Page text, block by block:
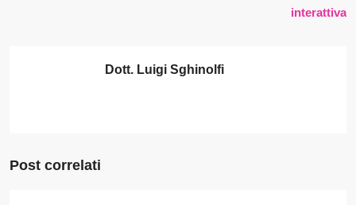
interattiva
Dott. Luigi Sghinolfi
Post correlati